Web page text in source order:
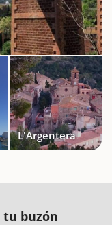
L'Argentera
tu buzón